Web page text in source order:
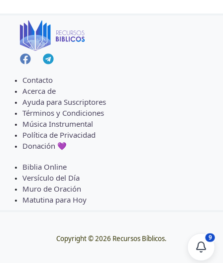
Contacto
Acerca de
Ayuda para Suscriptores
Términos y Condiciones
Música Instrumental
Política de Privacidad
Donación 💜
Biblia Online
Versículo del Día
Muro de Oración
Matutina para Hoy
Copyright © 2026 Recursos Bíblicos. 9